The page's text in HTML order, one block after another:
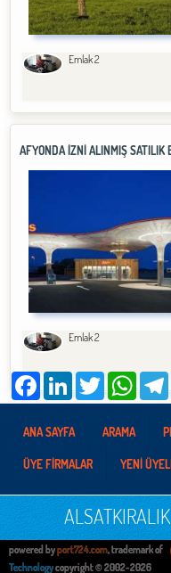
Emlak 2
AFYONDA İZNİ ALINMIŞ SATILIK
Emlak 2
ANA SAYFA ARAMA
ÜYE FİRMALAR YENİ
Facebook LinkedIn Twitter WhatsApp
powered byport724.com, trademark of
Technologycopyright © 2002-2026